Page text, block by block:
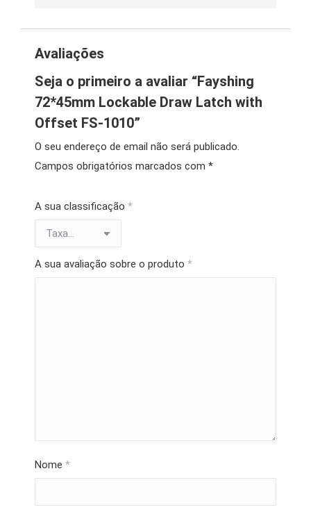
Avaliações
Seja o primeiro a avaliar “Fayshing
72*45mm Lockable Draw Latch with
Offset FS-1010”
O seu endereço de email não será publicado.
Campos obrigatórios marcados com *
A sua classificação *
A sua avaliação sobre o produto *
Nome *